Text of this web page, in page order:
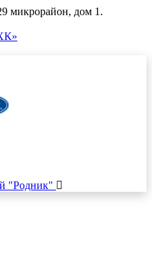
микрорайон, дом 1.
"Родник"